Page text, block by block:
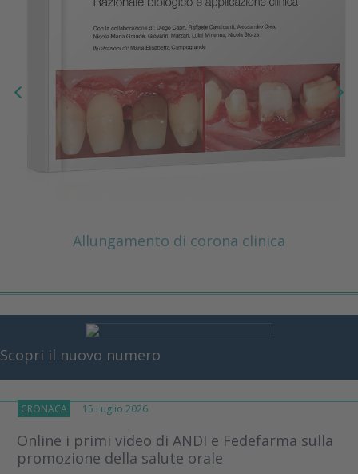
Allungamento di corona clinica
Scopri il nuovo numero
CRONACA 15 Luglio 2026
Online i primi video di ANDI e Fedefarma sulla
promozione della salute orale